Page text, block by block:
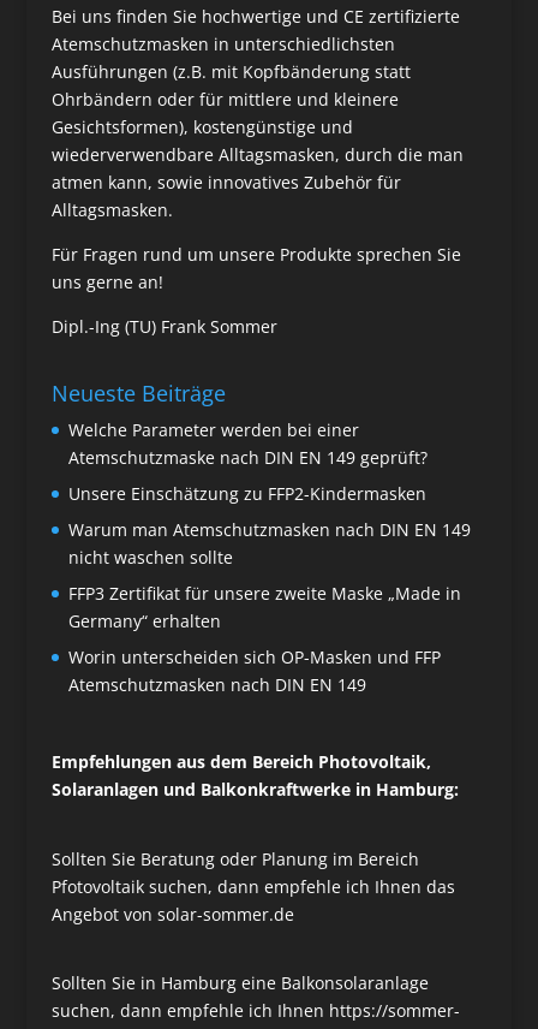
Bei uns finden Sie hochwertige und CE zertifizierte
Atemschutzmasken in unterschiedlichsten
Ausführungen (z.B. mit Kopfbänderung statt
Ohrbändern oder für mittlere und kleinere
Gesichtsformen), kostengünstige und
wiederverwendbare Alltagsmasken, durch die man
atmen kann, sowie innovatives Zubehör für
Alltagsmasken.
Für Fragen rund um unsere Produkte sprechen Sie
uns gerne an!
Dipl.-Ing (TU) Frank Sommer
Neueste Beiträge
Welche Parameter werden bei einer
Atemschutzmaske nach DIN EN 149 geprüft?
Unsere Einschätzung zu FFP2-Kindermasken
Warum man Atemschutzmasken nach DIN EN 149
nicht waschen sollte
FFP3 Zertifikat für unsere zweite Maske „Made in
Germany“ erhalten
Worin unterscheiden sich OP-Masken und FFP
Atemschutzmasken nach DIN EN 149
Empfehlungen aus dem Bereich Photovoltaik,
Solaranlagen und Balkonkraftwerke in Hamburg:
Sollten Sie Beratung oder Planung im Bereich
Pfotovoltaik suchen, dann empfehle ich Ihnen das
Angebot von solar-sommer.de
Sollten Sie in Hamburg eine Balkonsolaranlage
suchen, dann empfehle ich Ihnen https://sommer-